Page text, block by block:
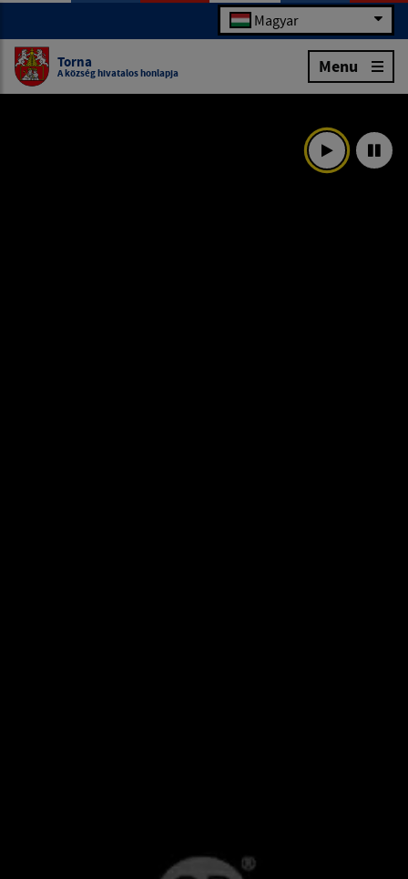
Magyar
Torna
A község hivatalos honlapja Menu